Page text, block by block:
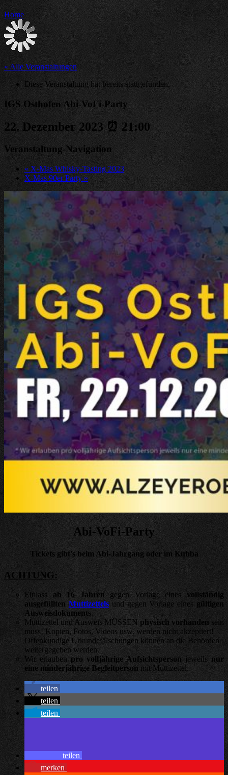
Home
« Alle Veranstaltungen
Diese Veranstaltung hat bereits stattgefunden.
IGS Osthofen Abi-VoFi-Party
22. Dezember 2023 ⏰ 21:00
Veranstaltung-Navigation
« X-Mas Whisky-Tasting 2023
X-Mas 90er Party »
Abi-VoFi-Party
Tickets gibt’s beim Abi-Jahrgang oder im Kubba
ACHTUNG:
Einlass ab 16 Jahrengegen Vorlage eines vollständig
ausgefülltenMuttizettelsund gegen Vorlage eines gültigen
Ausweisdokuments.
Muttizettel und Ausweis MÜSSEN physisch vorhanden sein
muss! Kopien, Fotos, Videos usw. werden nicht akzeptiert!
Offenkundige Urkundefälschungen können an die Behörden
weitergegeben werden.
Wir erlauben pro volljährige Aufsichtsperson jeweilsnur
eine minderjährige Begleitperson mit Muttizettel.
teilen
teilen
teilen
teilen
merken